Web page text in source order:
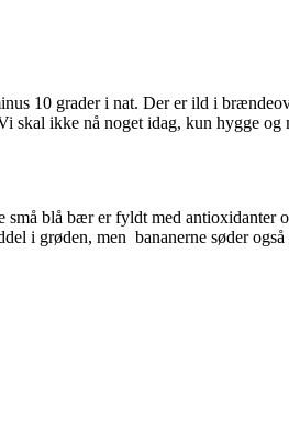
10 grader i nat. Der er ild i
ikke nå noget idag, kun hygge og
blå bær er fyldt med antioxidanter
i grøden, men bananerne søder